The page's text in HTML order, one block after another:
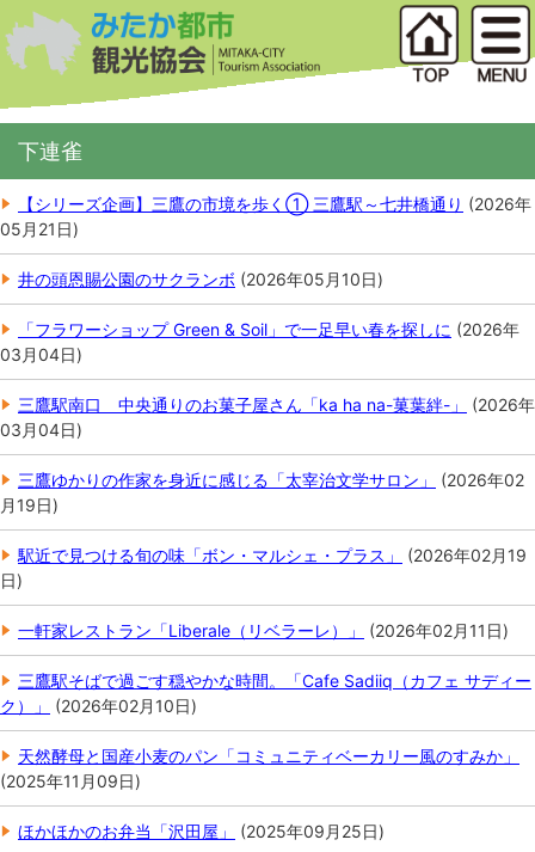
下連雀
【シリーズ企画】三鷹の市境を歩く① 三鷹駅～七井橋通り (2026年
05月21日)
井の頭恩賜公園のサクランボ (2026年05月10日)
「フラワーショップ Green & Soil」で一足早い春を探しに (2026年
03月04日)
三鷹駅南口 中央通りのお菓子屋さん「ka ha na-菓葉絆-」 (2026年
03月04日)
三鷹ゆかりの作家を身近に感じる「太宰治文学サロン」 (2026年02
月19日)
駅近で見つける旬の味「ボン・マルシェ・プラス」 (2026年02月19
日)
一軒家レストラン「Liberale（リベラーレ）」 (2026年02月11日)
三鷹駅そばで過ごす穏やかな時間。「Cafe Sadiiq（カフェ サディー
ク）」
(2026年02月10日)
天然酵母と国産小麦のパン「コミュニティベーカリー風のすみか」
(2025年11月09日)
ほかほかのお弁当「沢田屋」 (2025年09月25日)